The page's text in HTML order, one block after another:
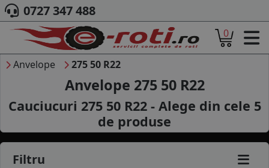
ACASA
DESPRE NOI
ANVELOPE
AUTO
CAMION
MOTO
AGROINDUSTRIALE
0727 347 488
0
Anvelope 275 50 R22
Anvelope 275 50 R22
Cauciucuri 275 50 R22 - Alege din cele 5
de produse
Filtru